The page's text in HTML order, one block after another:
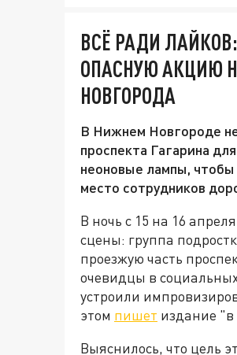
ВСЁ РАДИ
ОПАСНУЮ АКЦИЮ
НОВГОРОДА
В Нижнем Новгороде
проспекта Гагарина
неоновые лампы,
место сотрудников
В ночь с 15 на 16
сцены: группа
проезжую часть
очевидцы в
устроили
этом пишет издание "в
Выяснилось, что цель